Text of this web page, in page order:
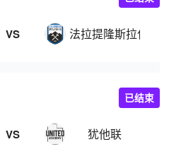
VS 法拉提隆斯拉什
VS 犹他联
已结束